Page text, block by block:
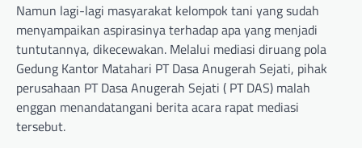
Namun lagi-lagi masyarakat kelompok tani yang sudah
menyampaikan aspirasinya terhadap apa yang menjadi
tuntutannya, dikecewakan. Melalui mediasi diruang pola
Gedung Kantor Matahari PT Dasa Anugerah Sejati, pihak
perusahaan PT Dasa Anugerah Sejati ( PT DAS) malah
enggan menandatangani berita acara rapat mediasi
tersebut.